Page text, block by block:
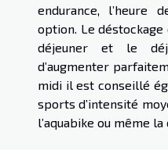
endurance, l’heure
option. Le
déjeuner et le
d’augmenter
midi il est conseillé
sports d’intensité
l’aquabike ou même la